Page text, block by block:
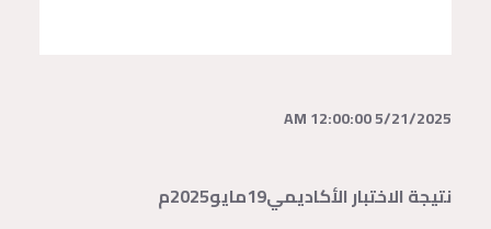
5/21/2025 12:00:00 AM
نتيجة الاختبار الأكاديمي19مايو2025م